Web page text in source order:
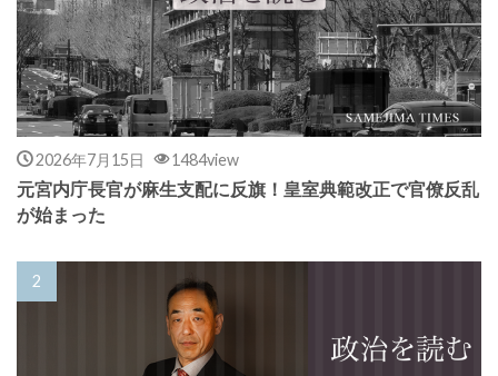
2026年7月15日 1484view
元宮内庁長官が麻生支配に反旗！皇室典範改正で官僚反乱
が始まった